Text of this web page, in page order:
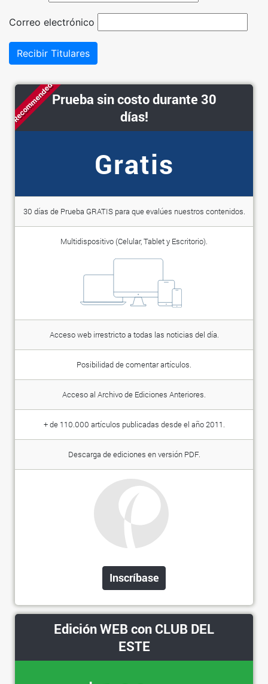
Correo electrónico
Recibir Titulares
RecommendedPrueba sin costo durante 30
días!
Gratis
30 días de Prueba GRATIS para que evalúes nuestros contenidos.
Multidispositivo (Celular, Tablet y Escritorio).
Acceso web irrestricto a todas las noticias del día.
Posibilidad de comentar artículos.
Acceso al Archivo de Ediciones Anteriores.
+ de 110.000 artículos publicadas desde el año 2011.
Descarga de ediciones en versión PDF.
Inscríbase
Edición WEB con CLUB DEL
ESTE